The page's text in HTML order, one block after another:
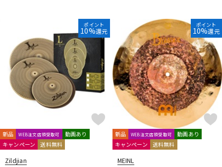
ポイント
10%還元
新品 WEB注文店頭受取可
動画あり
キャンペーン
送料無料
Zildjian
ポイント
10%還元
新品 WEB注文店頭受取可
動画あり
キャンペーン
送料無料
MEINL